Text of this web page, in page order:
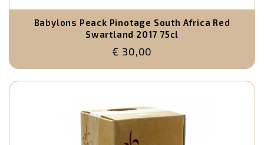
Babylons Peack Pinotage South Africa Red
Swartland 2017 75cl
€ 30,00